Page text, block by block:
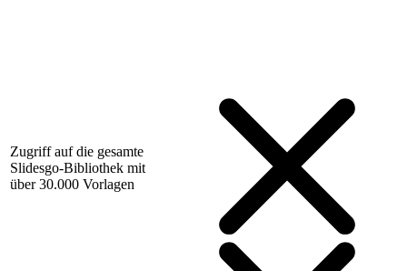
Zugriff auf die gesamte
Slidesgo-Bibliothek mit
über 30.000 Vorlagen